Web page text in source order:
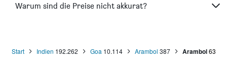
Warum sind die Preise nicht akkurat?
Start Indien 192.262 Goa 10.114 Arambol 387 Arambol 63